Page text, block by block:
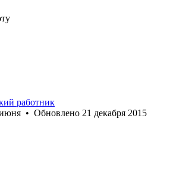
работник
• Обновлено 21 декабря 2015